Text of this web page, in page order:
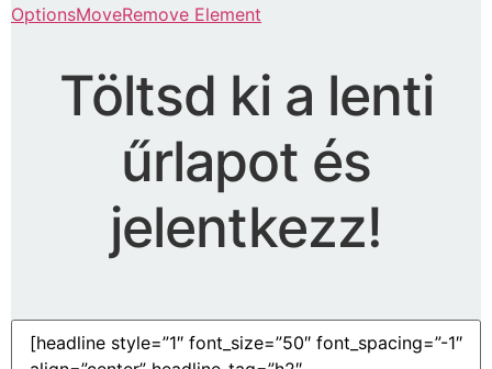
OptionsMoveRemove Element
Töltsd ki a lenti
űrlapot és
jelentkezz!